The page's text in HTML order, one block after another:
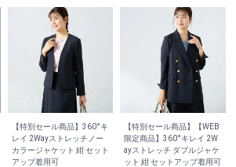
【特別セール商品】360°キ
レイ 2Wayストレッチノー
カラージャケット 紺 セット
アップ着用可
【特別セール商品】【WEB
限定商品】360°キレイ 2W
ayストレッチ ダブルジャケ
ット 紺 セットアップ着用可